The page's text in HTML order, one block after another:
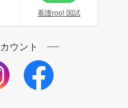
看護roo! 国試
ウント